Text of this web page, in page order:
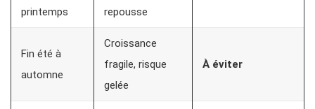
printemps
repousse
Fin été à
automne
Croissance
fragile, risque
gelée
À éviter